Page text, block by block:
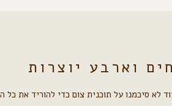
וארבע יוצרות
סיכמנו על תוכנית צום כדי להוריד את כל